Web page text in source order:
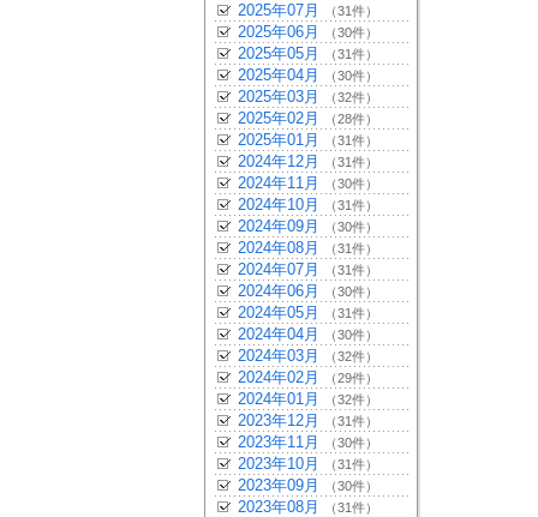
2025年07月 （31件）
2025年06月 （30件）
2025年05月 （31件）
2025年04月 （30件）
2025年03月 （32件）
2025年02月 （28件）
2025年01月 （31件）
2024年12月 （31件）
2024年11月 （30件）
2024年10月 （31件）
2024年09月 （30件）
2024年08月 （31件）
2024年07月 （31件）
2024年06月 （30件）
2024年05月 （31件）
2024年04月 （30件）
2024年03月 （32件）
2024年02月 （29件）
2024年01月 （32件）
2023年12月 （31件）
2023年11月 （30件）
2023年10月 （31件）
2023年09月 （30件）
2023年08月 （31件）